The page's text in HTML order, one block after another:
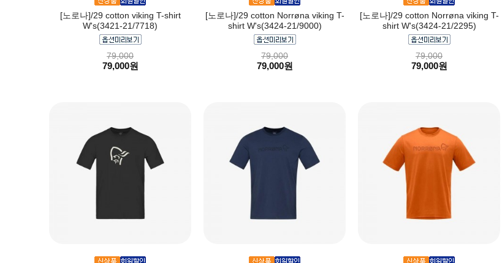
[노로나]/29 cotton viking T-shirt
W's(3421-21/7718)
79,000
79,000원
[노로나]/29 cotton Norrøna viking T-
shirt W's(3424-21/9000)
79,000
79,000원
[노로나]/29 cotton Norrøna viking T-
shirt W's(3424-21/2295)
79,000
79,000원